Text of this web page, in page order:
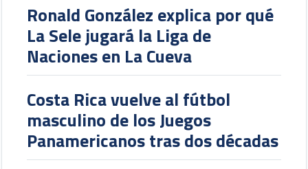
Ronald González explica por qué
La Sele jugará la Liga de
Naciones en La Cueva
Costa Rica vuelve al fútbol
masculino de los Juegos
Panamericanos tras dos décadas